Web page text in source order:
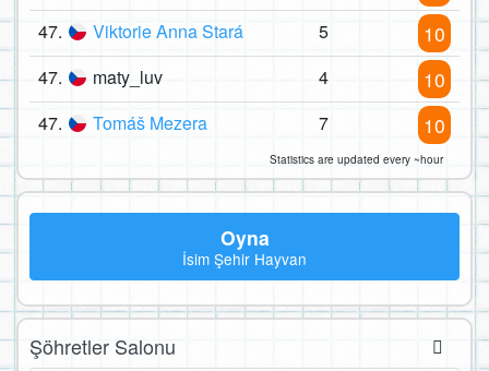
47. Viktorie Anna Stará 5 10
47. maty_luv 4 10
47. Tomáš Mezera 7 10
Statistics are updated every ~hour
Oyna
İsim Şehir Hayvan
Şöhretler Salonu